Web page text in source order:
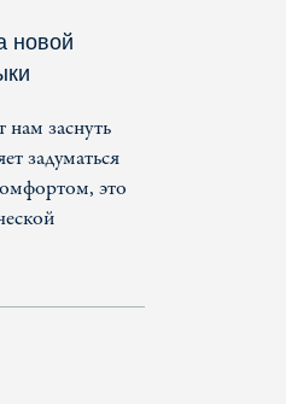
новой
нам заснуть
задуматься
это